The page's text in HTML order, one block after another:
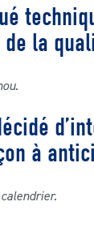
la
à